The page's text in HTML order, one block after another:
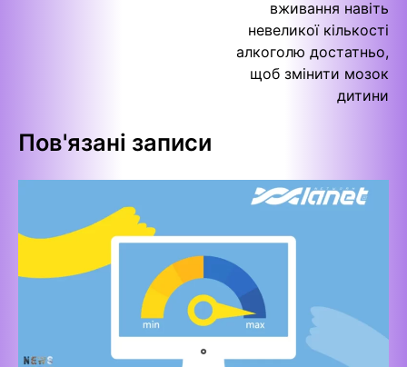
вживання навіть
невеликої кількості
алкоголю достатньо,
щоб змінити мозок
дитини
Пов'язані записи